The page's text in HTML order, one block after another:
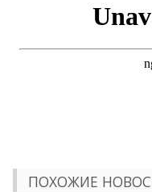
ПОХОЖИЕ